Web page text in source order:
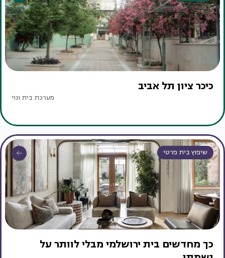
כיכר ציון תל אביב
מערכת בית ונוי
שיפוץ בית פרטי
כך מחדשים בית ירושלמי מבלי לוותר על